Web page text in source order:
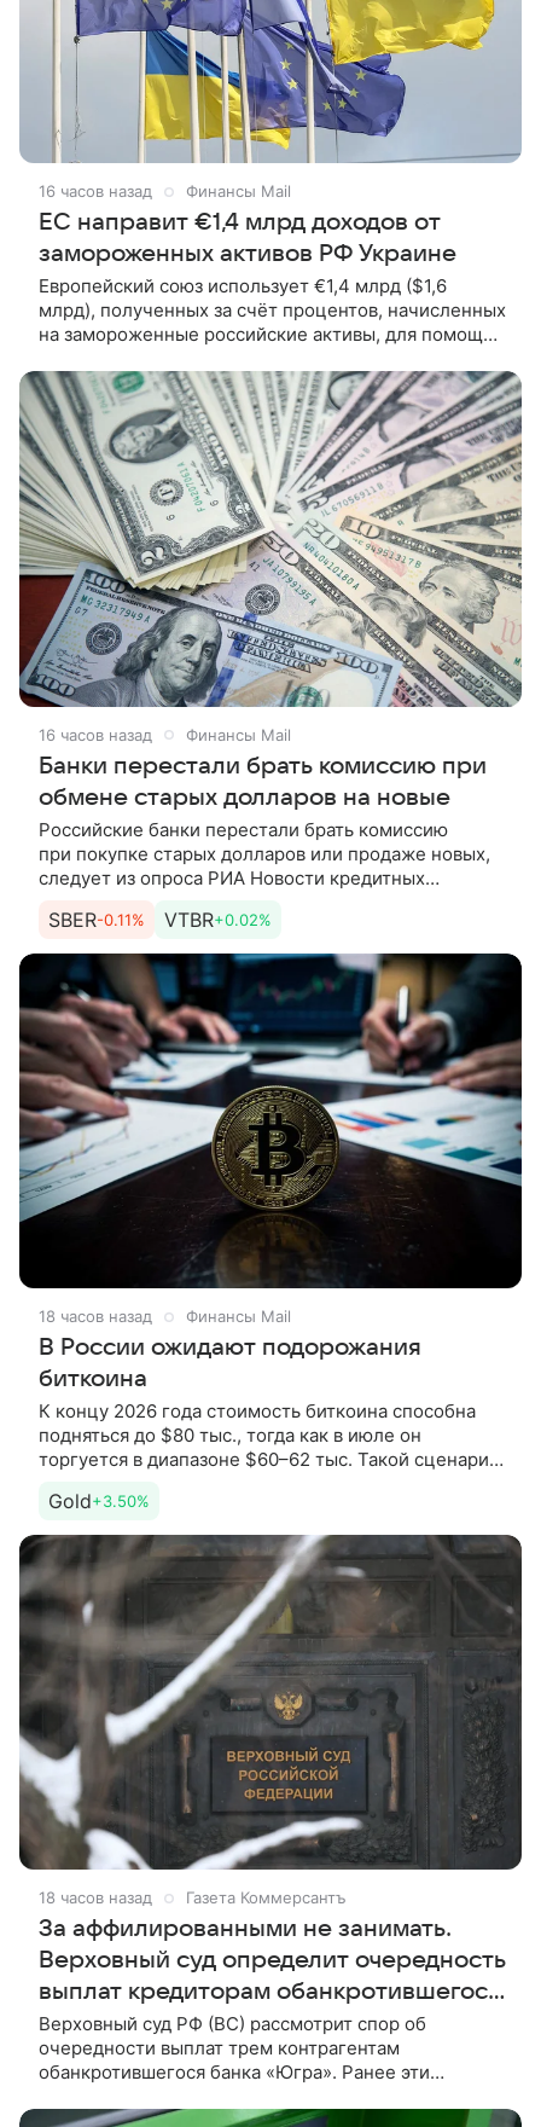
16 часов назад Финансы Mail
ЕС направит €1,4 млрд доходов от
замороженных активов РФ Украине
Европейский союз использует €1,4 млрд ($1,6
млрд), полученных за счёт процентов, начисленных
на замороженные российские активы, для помощи
на Европейскую
16 часов назад Финансы Mail
Банки перестали брать комиссию при
обмене старых долларов на новые
Российские банки перестали брать комиссию
при покупке старых долларов или продаже новых,
следует из опроса РИА Новости кредитных
считаются купюры, выпущенные
SBER-0.11% VTBR+0.02%
18 часов назад Финансы Mail
В России ожидают подорожания
биткоина
К концу 2026 года стоимость биткоина способна
подняться до $80 тыс., тогда как в июле он
торгуется в диапазоне $60–62 тыс. Такой сценарий
обрисовал бизнес-аналитик
Gold+3.50%
18 часов назад Газета Коммерсантъ
За аффилированными не занимать.
Верховный суд определит очередность
выплат кредиторам обанкротившегося
банка «Югра»
Верховный суд РФ (ВС) рассмотрит спор об
очередности выплат трем контрагентам
обанкротившегося банка «Югра». Ранее эти
из кредитной организации 23,6 млрд руб.,